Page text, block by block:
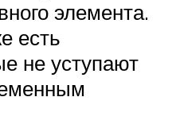
элемента.
есть
не уступают